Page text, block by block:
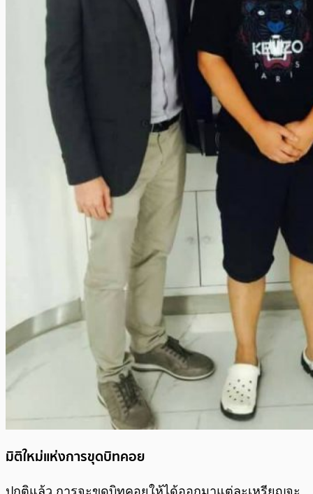
มิติใหม่แห่งการขุดบิทคอย
ปกติแล้ว การจะขุดบิทคอยให้ได้ออกมาแต่ละเหรียญจะ